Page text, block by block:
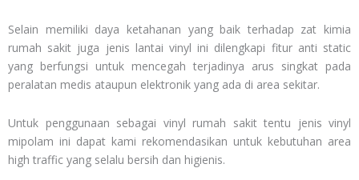
Selain memiliki daya ketahanan yang baik terhadap zat kimia
rumah sakit juga jenis lantai vinyl ini dilengkapi fitur anti static
yang berfungsi untuk mencegah terjadinya arus singkat pada
peralatan medis ataupun elektronik yang ada di area sekitar.
Untuk penggunaan sebagai vinyl rumah sakit tentu jenis vinyl
mipolam ini dapat kami rekomendasikan untuk kebutuhan area
high traffic yang selalu bersih dan higienis.